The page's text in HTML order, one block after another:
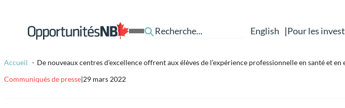
Lien
page
Open
Menu
English |Pour les
Accueil De nouveaux centres d’excellence offrent aux élèves de l’expérience professionnelle en santé et
Communiqués de presse|29 mars 2022